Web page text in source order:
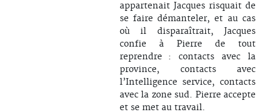
appartenait Jacques risquait de
se faire démanteler, et au cas
où il disparaîtrait, Jacques
confie à Pierre de tout
reprendre : contacts avec la
province, contacts avec
l’Intelligence service, contacts
avec la zone sud. Pierre accepte
et se met au travail.